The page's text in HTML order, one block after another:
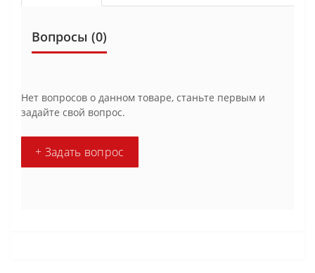
Вопросы (0)
Нет вопросов о данном товаре, станьте первым и
задайте свой вопрос.
+ Задать вопрос